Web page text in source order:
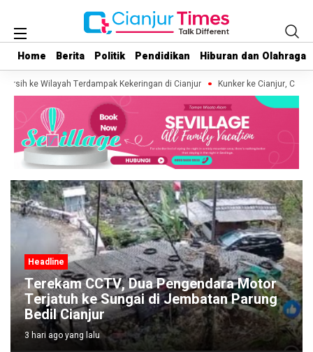
Home Berita Politik Pendidikan Hiburan dan Olahraga
Home Berita Politik Pendidikan Hiburan dan Olahraga
ke Wilayah Terdampak Kekeringan di Cianjur Kunker ke Cianjur, Cak
Headline
Terekam CCTV, Dua Pengendara Motor
Terjatuh ke Sungai di Jembatan Parung
Bedil Cianjur
3 hari ago yang lalu